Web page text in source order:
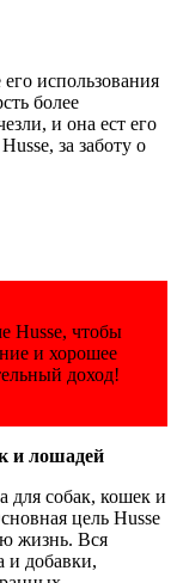
использования
более
и она ест его
за заботу о
Husse, чтобы
и хорошее
доход!
и лошадей
для собак, кошек и
цель Husse
жизнь. Вся
и добавки,